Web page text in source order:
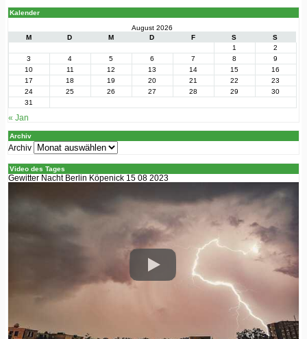
Kalender
August 2026
M
D M D F S
S
1
2
3
4 5 6 7 8
9
10
11 12 13 14 15
16
17
18 19 20 21 22
23
24
25 26 27 28 29
30
31
« Jan
Archiv
Archiv
Video des Tages
Gewitter Nacht Berlin Köpenick 15 08 2023